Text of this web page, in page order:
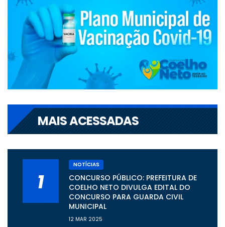
MAIS ACESSADAS
1
NOTÍCIAS
CONCURSO PÚBLICO: PREFEITURA DE
COELHO NETO DIVULGA EDITAL DO
CONCURSO PARA GUARDA CIVIL
MUNICIPAL
12 MAR 2025